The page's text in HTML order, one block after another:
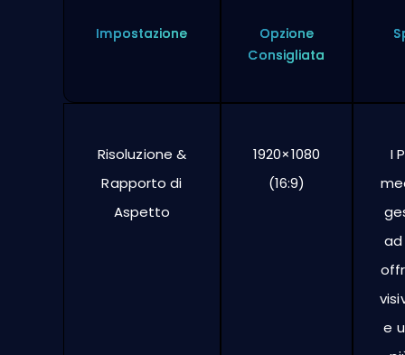
Impostazione
Opzione
Consigliata
Risoluzione &
Rapporto di
Aspetto
1920×1080
(16:9)
I
ad
e